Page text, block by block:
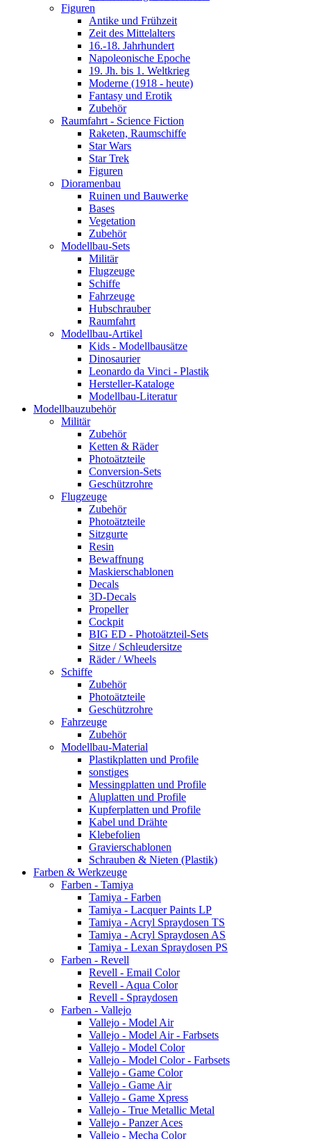
Figuren
Antike und Frühzeit
Zeit des Mittelalters
16.-18. Jahrhundert
Napoleonische Epoche
19. Jh. bis 1. Weltkrieg
Moderne (1918 - heute)
Fantasy und Erotik
Zubehör
Raumfahrt - Science Fiction
Raketen, Raumschiffe
Star Wars
Star Trek
Figuren
Dioramenbau
Ruinen und Bauwerke
Bases
Vegetation
Zubehör
Modellbau-Sets
Militär
Flugzeuge
Schiffe
Fahrzeuge
Hubschrauber
Raumfahrt
Modellbau-Artikel
Kids - Modellbausätze
Dinosaurier
Leonardo da Vinci - Plastik
Hersteller-Kataloge
Modellbau-Literatur
Modellbauzubehör
Militär
Zubehör
Ketten & Räder
Photoätzteile
Conversion-Sets
Geschützrohre
Flugzeuge
Zubehör
Photoätzteile
Sitzgurte
Resin
Bewaffnung
Maskierschablonen
Decals
3D-Decals
Propeller
Cockpit
BIG ED - Photoätzteil-Sets
Sitze / Schleudersitze
Räder / Wheels
Schiffe
Zubehör
Photoätzteile
Geschützrohre
Fahrzeuge
Zubehör
Modellbau-Material
Plastikplatten und Profile
sonstiges
Messingplatten und Profile
Aluplatten und Profile
Kupferplatten und Profile
Kabel und Drähte
Klebefolien
Gravierschablonen
Schrauben & Nieten (Plastik)
Farben & Werkzeuge
Farben - Tamiya
Tamiya - Farben
Tamiya - Lacquer Paints LP
Tamiya - Acryl Spraydosen TS
Tamiya - Acryl Spraydosen AS
Tamiya - Lexan Spraydosen PS
Farben - Revell
Revell - Email Color
Revell - Aqua Color
Revell - Spraydosen
Farben - Vallejo
Vallejo - Model Air
Vallejo - Model Air - Farbsets
Vallejo - Model Color
Vallejo - Model Color - Farbsets
Vallejo - Game Color
Vallejo - Game Air
Vallejo - Game Xpress
Vallejo - True Metallic Metal
Vallejo - Panzer Aces
Vallejo - Mecha Color